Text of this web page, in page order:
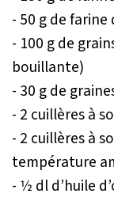
- 50 g de farine
- 100 g de
bouillante)
- 30 g de
- 2 cuillères à
- 2 cuillères à
température
- 1⁄2 dl d’huile